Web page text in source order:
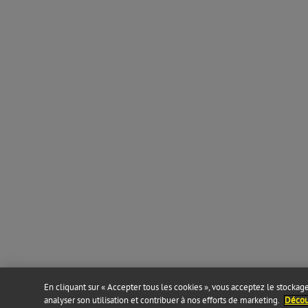
En cliquant sur « Accepter tous les cookies », vous acceptez le
analyser son utilisation et contribuer à nos efforts de marketing.